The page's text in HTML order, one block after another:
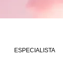
ESPECIALISTA